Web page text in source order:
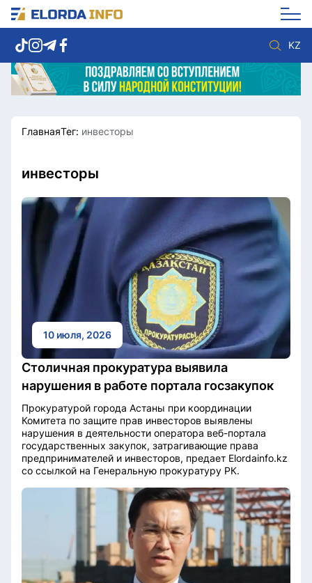
KZ
Новости столицы
Политика
Спорт
Видео
Мир
Послание
Служба Комплаенс
Этический кодекс
Служу стране
ГлавнаяТег: инвесторы
инвесторы
10 июля, 2026
Столичная прокуратура выявила
нарушения в работе портала госзакупок
Прокуратурой города Астаны при координации
Комитета по защите прав инвесторов выявлены
нарушения в деятельности оператора веб-портала
государственных закупок, затрагивающие права
предпринимателей и инвесторов, предает Elordainfo.kz
со ссылкой на Генеральную прокуратуру РК.